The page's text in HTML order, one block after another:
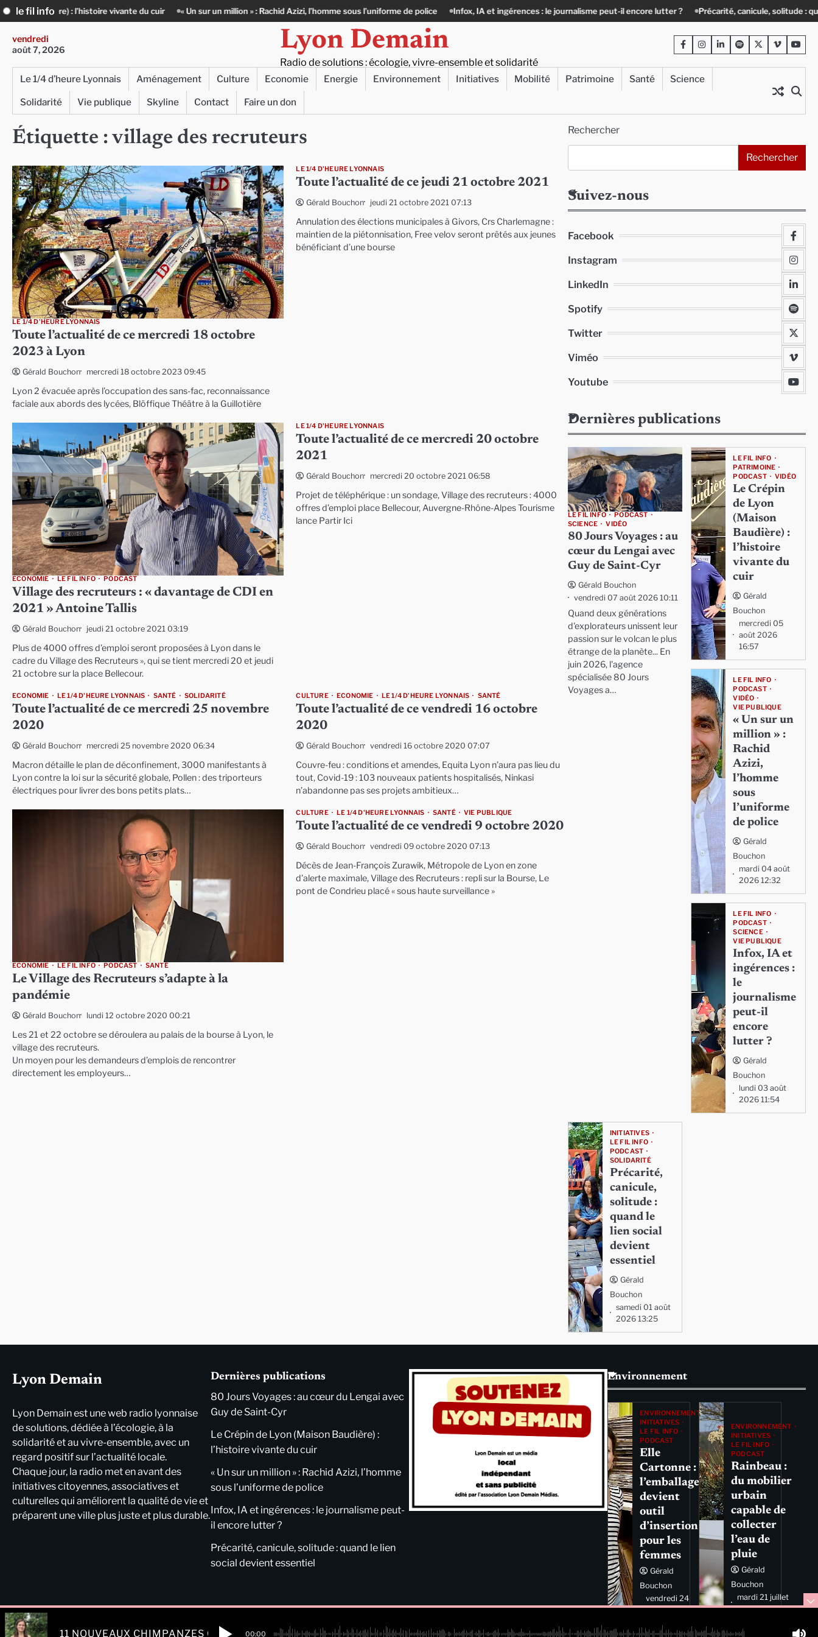
Skip
to
content
le fil info
: l’histoire vivante du cuir « Un sur un million » : Rachid Azizi, l’homme sous l’uniforme de police Infox, IA et ingérences : le journalisme peut-il encore lutter ? Précarité, canicule, solitude : quand le lien
vendredi
août 7, 2026
Lyon Demain
Radio de solutions : écologie, vivre-ensemble et solidarité
Facebook
Instagram
LinkedInSpotifyTwitterViméo
Le 1/4 d’heure Lyonnais Aménagement Culture Economie Energie Environnement Initiatives Mobilité Patrimoine Santé
Science
Solidarité
Vie publique Skyline Contact Faire un don
Étiquette :village des recruteurs
LE 1/4 D'HEURE LYONNAIS
Toute l’actualité de ce mercredi 18 octobre
2023 à Lyon
Gérald Bouchon mercredi 18 octobre 2023 09:45
Lyon 2 évacuée après l’occupation des sans-fac, reconnaissance
faciale aux abords des lycées, Blöffique Théâtre à la Guillotière
LE 1/4 D'HEURE LYONNAIS
Toute l’actualité de ce jeudi 21 octobre 2021
Gérald Bouchon jeudi 21 octobre 2021 07:13
Annulation des élections municipales à Givors, Crs Charlemagne :
maintien de la piétonnisation, Free velov seront prêtés aux jeunes
bénéficiant d’une bourse
ECONOMIE LE FIL INFO PODCAST
Village des recruteurs : « davantage de CDI en
2021 » Antoine Tallis
Gérald Bouchon jeudi 21 octobre 2021 03:19
Plus de 4000 offres d’emploi seront proposées à Lyon dans le
cadre du Village des Recruteurs », qui se tient mercredi 20 et jeudi
21 octobre sur la place Bellecour.
LE 1/4 D'HEURE LYONNAIS
Toute l’actualité de ce mercredi 20 octobre
2021
Gérald Bouchon mercredi 20 octobre 2021 06:58
Projet de téléphérique : un sondage, Village des recruteurs : 4000
offres d’emploi place Bellecour, Auvergne-Rhône-Alpes Tourisme
lance Partir Ici
ECONOMIE LE 1/4 D'HEURE LYONNAIS SANTÉ SOLIDARITÉ
Toute l’actualité de ce mercredi 25 novembre
2020
Gérald Bouchon mercredi 25 novembre 2020 06:34
Macron détaille le plan de déconfinement, 3000 manifestants à
Lyon contre la loi sur la sécurité globale, Pollen : des triporteurs
électriques pour livrer des bons petits plats…
CULTURE ECONOMIE LE 1/4 D'HEURE LYONNAIS SANTÉ
Toute l’actualité de ce vendredi 16 octobre
2020
Gérald Bouchon vendredi 16 octobre 2020 07:07
Couvre-feu : conditions et amendes, Equita Lyon n’aura pas lieu du
tout, Covid-19 : 103 nouveaux patients hospitalisés, Ninkasi
n’abandonne pas ses projets ambitieux…
ECONOMIE LE FIL INFO PODCAST SANTÉ
Le Village des Recruteurs s’adapte à la
pandémie
Gérald Bouchon lundi 12 octobre 2020 00:21
Les 21 et 22 octobre se déroulera au palais de la bourse à Lyon, le
village des recruteurs.
Un moyen pour les demandeurs d’emplois de rencontrer
directement les employeurs…
CULTURE LE 1/4 D'HEURE LYONNAIS SANTÉ VIE PUBLIQUE
Toute l’actualité de ce vendredi 9 octobre 2020
Gérald Bouchon vendredi 09 octobre 2020 07:13
Décès de Jean-François Zurawik, Métropole de Lyon en zone
d’alerte maximale, Village des Recruteurs : repli sur la Bourse, Le
pont de Condrieu placé « sous haute surveillance »
Rechercher
Rechercher
Suivez-nous
Facebook
Instagram
LinkedIn
Spotify
Twitter
Viméo
Youtube
Dernières publications
LE FIL INFO
PODCAST
SCIENCE
VIDÉO
80 Jours Voyages : au
cœur du Lengai avec
Guy de Saint-Cyr
Gérald Bouchon
vendredi 07 août 2026 10:11
Quand deux générations
d'explorateurs unissent leur
passion sur le volcan le plus
étrange de la planète... En
juin 2026, l'agence
spécialisée 80 Jours
Voyages a…
LE FIL INFO
PATRIMOINE
PODCAST
VIDÉO
Le Crépin
de Lyon
(Maison
Baudière) :
l’histoire
vivante du
cuir
Gérald
Bouchon
mercredi 05
août 2026
16:57
LE FIL INFO
PODCAST
VIDÉO
VIE PUBLIQUE
« Un sur un
million » :
Rachid
Azizi,
l’homme
sous
l’uniforme
de police
Gérald
Bouchon
mardi 04 août
2026 12:32
LE FIL INFO
PODCAST
SCIENCE
VIE PUBLIQUE
Infox, IA et
ingérences :
le
journalisme
peut-il
encore
lutter ?
Gérald
Bouchon
lundi 03 août
2026 11:54
INITIATIVES
LE FIL INFO
PODCAST
SOLIDARITÉ
Précarité,
canicule,
solitude :
quand le
lien social
devient
essentiel
Gérald
Bouchon
samedi 01 août
2026 13:25
Lyon Demain
Lyon Demain est une web radio lyonnaise
de solutions, dédiée à l’écologie, à la
solidarité et au vivre-ensemble, avec un
regard positif sur l’actualité locale.
Chaque jour, la radio met en avant des
initiatives citoyennes, associatives et
culturelles qui améliorent la qualité de vie et
préparent une ville plus juste et plus durable.
Dernières publications
80 Jours Voyages : au cœur du Lengai avec
Guy de Saint-Cyr
Le Crépin de Lyon (Maison Baudière) :
l’histoire vivante du cuir
« Un sur un million » : Rachid Azizi, l’homme
sous l’uniforme de police
Infox, IA et ingérences : le journalisme peut-
il encore lutter ?
Précarité, canicule, solitude : quand le lien
social devient essentiel
Environnement
ENVIRONNEMENT
INITIATIVES
LE FIL INFO
PODCAST
Elle
Cartonne :
l’emballage
devient
outil
d’insertion
pour les
femmes
Gérald
Bouchon
vendredi 24
juillet 2026
ENVIRONNEMENT
INITIATIVES
LE FIL INFO
PODCAST
Rainbeau :
du mobilier
urbain
capable de
collecter
l’eau de
pluie
Gérald
Bouchon
mardi 21 juillet
2026 11:44
11 NOUVEAUX CHIMPANZES CHEZ P-WAC
00:00